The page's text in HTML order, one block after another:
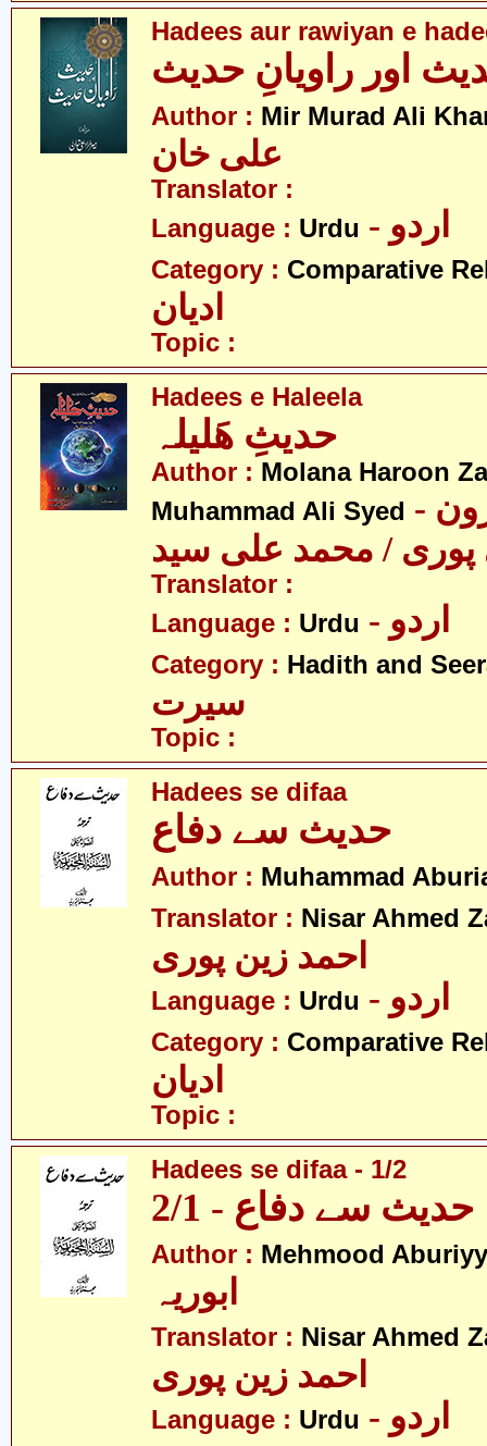
Hadees aur rawiyan e
اور راویانِ حدیث
Author : Mir Murad Ali
علی خان
Translator :
Language : Urdu - اردو
Category : Comparative
ادیان
Topic :
Hadees e Haleela
حدیثِ ھَلیلہ
Author : Molana Haroon
Muhammad Ali Syed - مولانا ہارون
پوری / محمد علی سید
Translator :
Language : Urdu - اردو
Category : Hadith and
سیرت
Topic :
Hadees se difaa
حدیث سے دفاع
Author : Muhammad
Translator : Nisar Ahmed
احمد زین پوری
Language : Urdu - اردو
Category : Comparative
ادیان
Topic :
Hadees se difaa - 1/2
حدیث سے دفاع - 2/1
Author : Mehmood
ابوریہ
Translator : Nisar Ahmed
احمد زین پوری
Language : Urdu - اردو